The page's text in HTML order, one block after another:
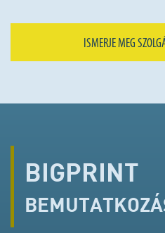
ISMERJE MEG
BIGPRINT